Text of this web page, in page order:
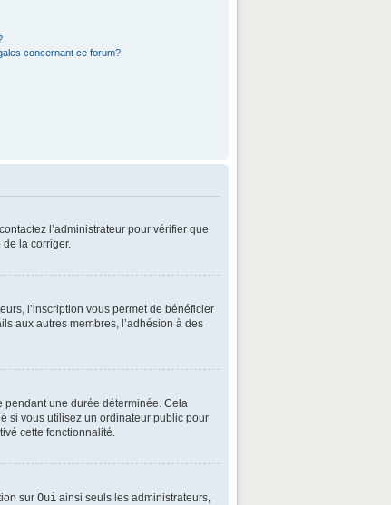
concernant ce forum?
l’administrateur pour vérifier que
de la corriger.
l’inscription vous permet de bénéficier
aux autres membres, l’adhésion à des
pendant une durée déterminée. Cela
si vous utilisez un ordinateur public pour
cette fonctionnalité.
sur Oui ainsi seuls les administrateurs,